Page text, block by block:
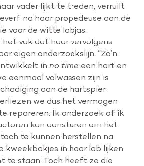
vader lijkt te treden, verruilt
na haar propedeuse aan de
voor de witte labjas.
het vak dat haar vervolgens
eigen onderzoekslijn. “Zo’n
in no time een hart en
eenmaal volwassen zijn is
aan de hartspier
we dus het vermogen
repareren. Ik onderzoek of ik
kan aansturen om het
te kunnen herstellen na
kweekbakjes in haar lab lijken
te staan. Toch heeft ze die